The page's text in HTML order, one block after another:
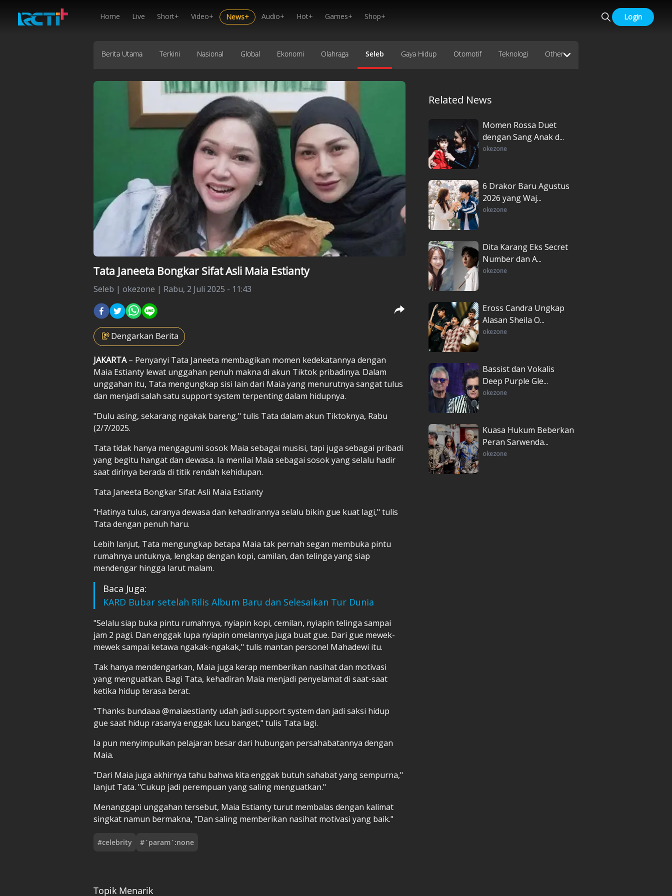
Home Live Short+ Video+ News+ Audio+ Hot+ Games+ Shop+ Login
Berita Utama Terkini Nasional Global Ekonomi Olahraga Seleb Gaya Hidup Otomotif Teknologi Other
Tata Janeeta Bongkar Sifat Asli Maia Estianty
Seleb | okezone | Rabu, 2 Juli 2025 - 11:43
Dengarkan Berita
JAKARTA– Penyanyi Tata Janeeta membagikan momen kedekatannya dengan
Maia Estianty lewat unggahan penuh makna di akun Tiktok pribadinya. Dalam
unggahan itu, Tata mengungkap sisi lain dari Maia yang menurutnya sangat tulus
dan menjadi salah satu support system terpenting dalam hidupnya.
"Dulu asing, sekarang ngakak bareng," tulis Tata dalam akun Tiktoknya, Rabu
(2/7/2025.
Tata tidak hanya mengagumi sosok Maia sebagai musisi, tapi juga sebagai pribadi
yang begitu hangat dan dewasa. Ia menilai Maia sebagai sosok yang selalu hadir
saat dirinya berada di titik rendah kehidupan.
Tata Janeeta Bongkar Sifat Asli Maia Estianty
"Hatinya tulus, caranya dewasa dan kehadirannya selalu bikin gue kuat lagi," tulis
Tata dengan penuh haru.
Lebih lanjut, Tata mengungkap betapa Maia tak pernah segan membuka pintu
rumahnya untuknya, lengkap dengan kopi, camilan, dan telinga yang siap
mendengar hingga larut malam.
Baca Juga:
KARD Bubar setelah Rilis Album Baru dan Selesaikan Tur Dunia
"Selalu siap buka pintu rumahnya, nyiapin kopi, cemilan, nyiapin telinga sampai
jam 2 pagi. Dan enggak lupa nyiapin omelannya juga buat gue. Dari gue mewek-
mewek sampai ketawa ngakak-ngakak," tulis mantan personel Mahadewi itu.
Tak hanya mendengarkan, Maia juga kerap memberikan nasihat dan motivasi
yang menguatkan. Bagi Tata, kehadiran Maia menjadi penyelamat di saat-saat
ketika hidup terasa berat.
"Thanks bundaaa @maiaestianty udah jadi support system dan jadi saksi hidup
gue saat hidup rasanya enggak lucu banget," tulis Tata lagi.
Ia pun menyimpulkan pelajaran besar dari hubungan persahabatannya dengan
Maia.
"Dari Maia juga akhirnya tahu bahwa kita enggak butuh sahabat yang sempurna,"
lanjut Tata. "Cukup jadi perempuan yang saling menguatkan."
Menanggapi unggahan tersebut, Maia Estianty turut membalas dengan kalimat
singkat namun bermakna, "Dan saling memberikan nasihat motivasi yang baik."
#celebrity #`param`:none
Related News
Momen Rossa Duet
dengan Sang Anak d...
okezone
6 Drakor Baru Agustus
2026 yang Waj...
okezone
Dita Karang Eks Secret
Number dan A...
okezone
Eross Candra Ungkap
Alasan Sheila O...
okezone
Bassist dan Vokalis
Deep Purple Gle...
okezone
Kuasa Hukum Beberkan
Peran Sarwenda...
okezone
Topik Menarik